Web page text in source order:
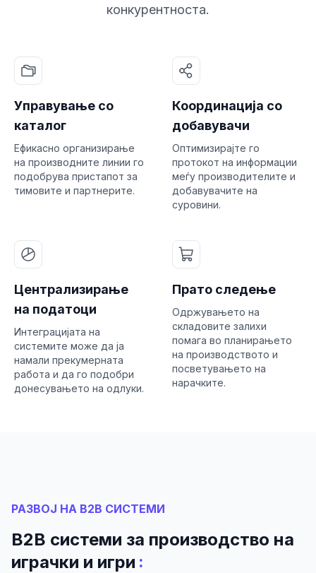
конкурентноста.
Управување со
каталог
Ефикасно организирање
на производните линии го
подобрува пристапот за
тимовите и партнерите.
Координација со
добавувачи
Оптимизирајте го
протокот на информации
меѓу производителите и
добавувачите на
суровини.
Централизирање
на податоци
Интеграцијата на
системите може да ја
намали прекумерната
работа и да го подобри
донесувањето на одлуки.
Прато следење
Одржувањето на
складовите залихи
помага во планирањето
на производството и
посветувањето на
нарачките.
РАЗВОЈ НА B2B СИСТЕМИ
B2B системи за производство на
играчки и игри :